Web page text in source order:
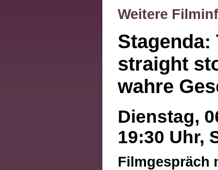
Weitere
Stagenda:
straight
wahre
Dienstag,
19:30 Uhr,
Filmgespräch